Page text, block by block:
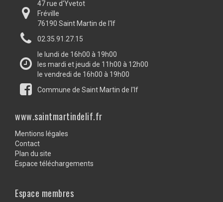
47 rue d'Yvetot
Fréville
76190 Saint Martin de l'If
02.35.91.27.15
le lundi de 16h00 à 19h00
les mardi et jeudi de 11h00 à 12h00
le vendredi de 16h00 à 19h00
Commune de Saint Martin de l'If
www.saintmartindelif.fr
Mentions légales
Contact
Plan du site
Espace téléchargements
Espace membres